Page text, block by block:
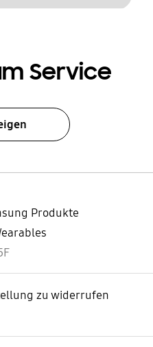
Service
Produkte
zu widerrufen